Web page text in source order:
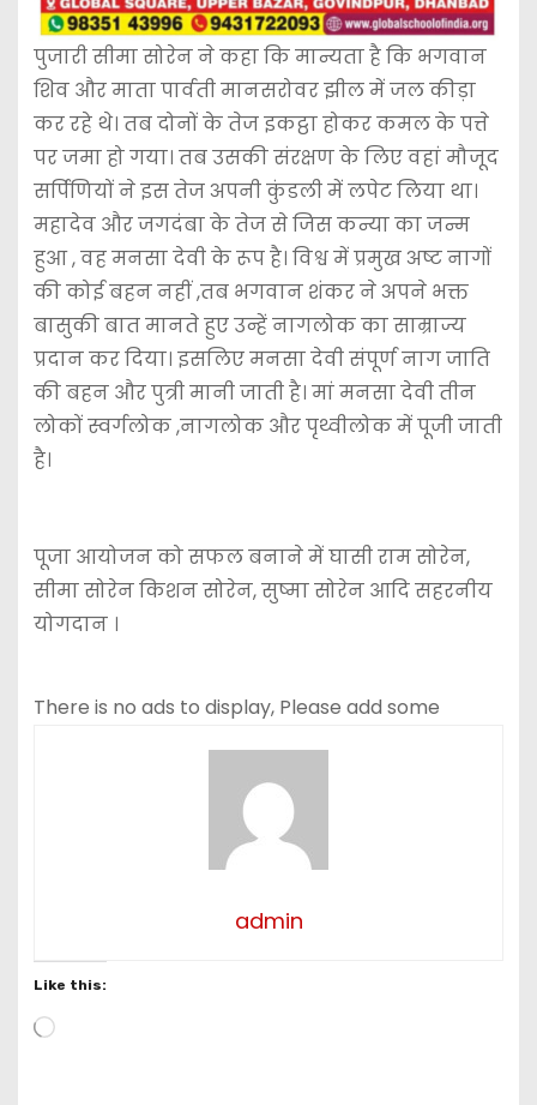
पुजारी सीमा सोरेन ने कहा कि मान्यता है कि भगवान
शिव और माता पार्वती मानसरोवर झील में जल कीड़ा
कर रहे थे। तब दोनों के तेज इकट्ठा होकर कमल के पत्ते
पर जमा हो गया। तब उसकी संरक्षण के लिए वहां मौजूद
सर्पिणियों ने इस तेज अपनी कुंडली में लपेट लिया था।
महादेव और जगदंबा के तेज से जिस कन्या का जन्म
हुआ , वह मनसा देवी के रूप है। विश्व में प्रमुख अष्ट नागों
की कोई बहन नहीं ,तब भगवान शंकर ने अपने भक्त
बासुकी बात मानते हुए उन्हें नागलोक का साम्राज्य
प्रदान कर दिया। इसलिए मनसा देवी संपूर्ण नाग जाति
की बहन और पुत्री मानी जाती है। मां मनसा देवी तीन
लोकों स्वर्गलोक ,नागलोक और पृथ्वीलोक में पूजी जाती
है।
पूजा आयोजन को सफल बनाने में घासी राम सोरेन,
सीमा सोरेन किशन सोरेन, सुष्मा सोरेन आदि सहरनीय
योगदान ।
There is no ads to display, Please add some
admin
Like this:
L